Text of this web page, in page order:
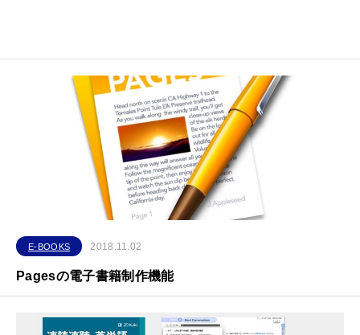
E-BOOKS 2018.11.02
Pagesの電子書籍制作機能